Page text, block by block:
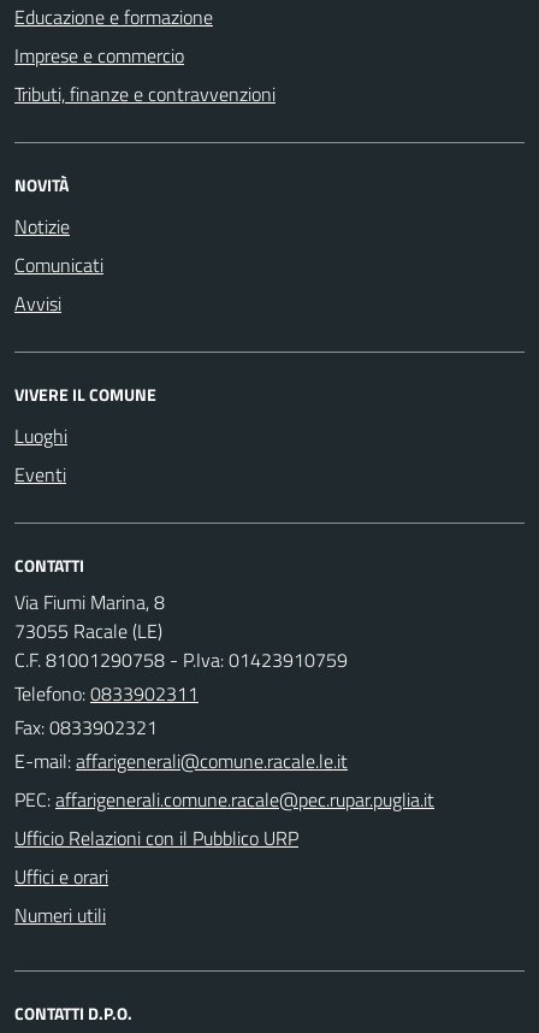
Educazione e formazione
Imprese e commercio
Tributi, finanze e contravvenzioni
NOVITÀ
Notizie
Comunicati
Avvisi
VIVERE IL COMUNE
Luoghi
Eventi
CONTATTI
Via Fiumi Marina, 8
73055 Racale (LE)
C.F. 81001290758 - P.Iva: 01423910759
Telefono:0833902311
Fax: 0833902321
E-mail:
PEC:
Ufficio Relazioni con il Pubblico URP
Uffici e orari
Numeri utili
CONTATTI D.P.O.